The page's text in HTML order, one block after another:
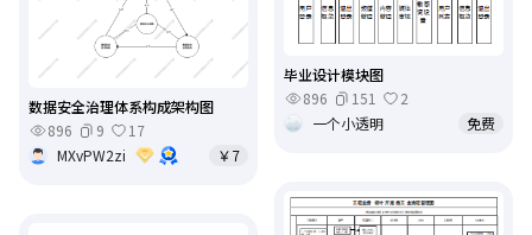
毕业设计模块图
896
151
2
一个小透明
免费
数据安全治理体系构成架构图
896
9
17
MXvPW2zi
￥7